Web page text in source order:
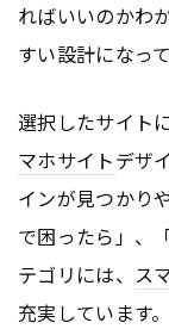
ればいいのかわ
すい設計になっ
選択したサイト
マホサイトデザ
インが見つかり
で困ったら」、
テゴリには、 ス
充実しています。